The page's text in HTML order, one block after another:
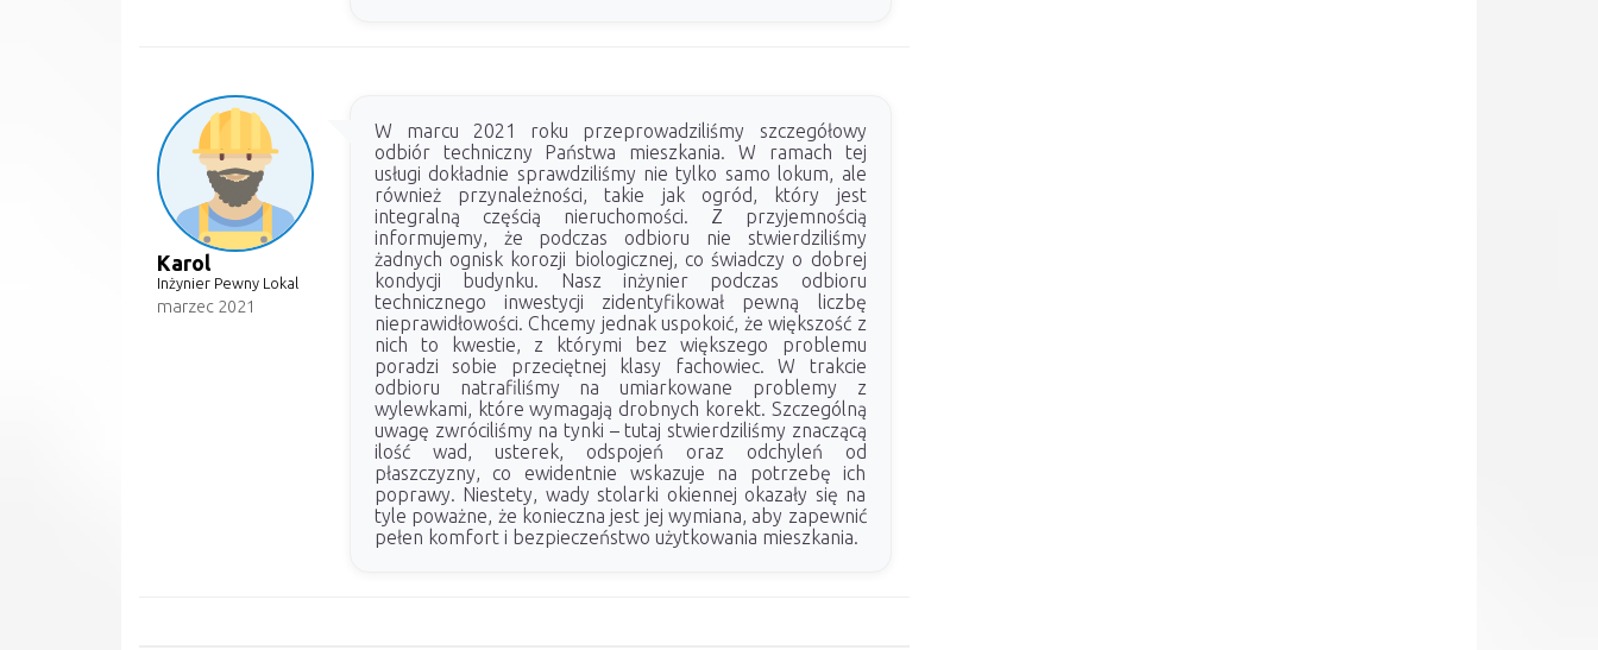
Karol
Inżynier Pewny Lokal
marzec 2021
W marcu 2021 roku przeprowadziliśmy szczegółowy
odbiór techniczny Państwa mieszkania. W ramach tej
usługi dokładnie sprawdziliśmy nie tylko samo lokum, ale
również przynależności, takie jak ogród, który jest
integralną częścią nieruchomości. Z przyjemnością
informujemy, że podczas odbioru nie stwierdziliśmy
żadnych ognisk korozji biologicznej, co świadczy o dobrej
kondycji budynku. Nasz inżynier podczas odbioru
technicznego inwestycji zidentyfikował pewną liczbę
nieprawidłowości. Chcemy jednak uspokoić, że większość z
nich to kwestie, z którymi bez większego problemu
poradzi sobie przeciętnej klasy fachowiec. W trakcie
odbioru natrafiliśmy na umiarkowane problemy z
wylewkami, które wymagają drobnych korekt. Szczególną
uwagę zwróciliśmy na tynki – tutaj stwierdziliśmy znaczącą
ilość wad, usterek, odspojeń oraz odchyleń od
płaszczyzny, co ewidentnie wskazuje na potrzebę ich
poprawy. Niestety, wady stolarki okiennej okazały się na
tyle poważne, że konieczna jest jej wymiana, aby zapewnić
pełen komfort i bezpieczeństwo użytkowania mieszkania.